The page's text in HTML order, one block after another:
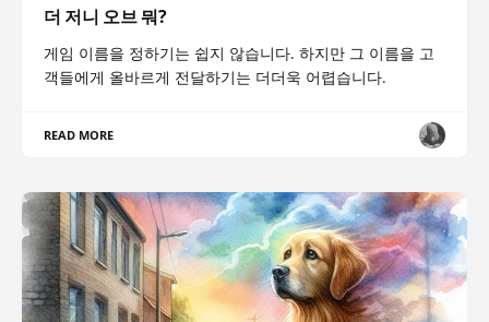
더 저니 오브 뭐?
게임 이름을 정하기는 쉽지 않습니다. 하지만 그 이름을 고
객들에게 올바르게 전달하기는 더더욱 어렵습니다.
READ MORE